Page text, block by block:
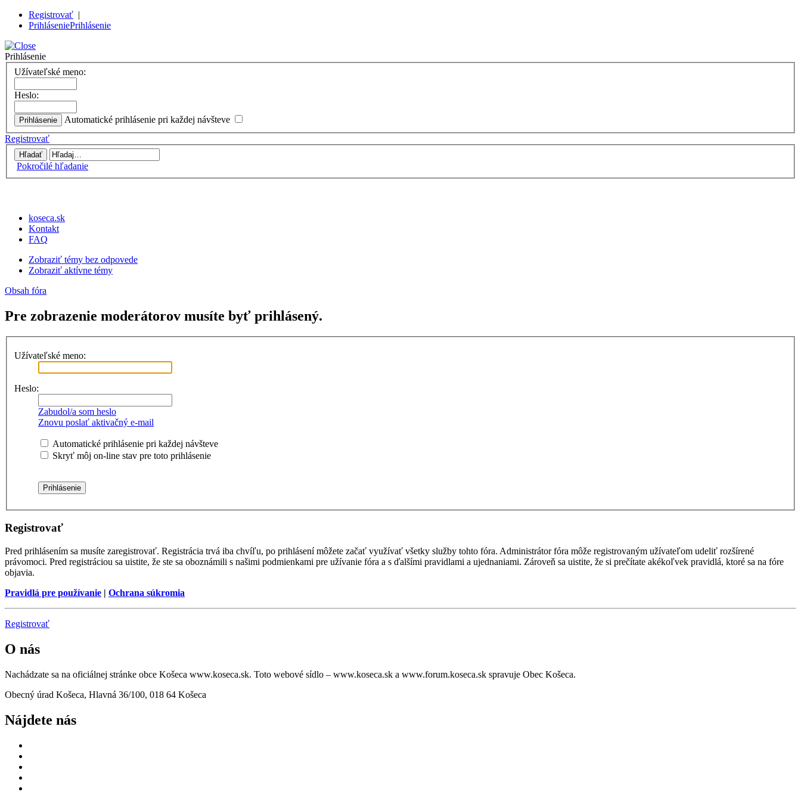
Registrovať |
PrihláseniePrihlásenie
Prihlásenie
Užívateľské meno:
Heslo:
Automatické prihlásenie pri každej návšteve
Registrovať
Pokročilé hľadanie
koseca.sk
Kontakt
FAQ
Zobraziť témy bez odpovede
Zobraziť aktívne témy
Obsah fóra
Pre zobrazenie moderátorov musíte byť prihlásený.
Užívateľské meno:
Heslo:
Zabudol/a som heslo
Znovu poslať aktivačný e-mail
Automatické prihlásenie pri každej návšteve
Skryť môj on-line stav pre toto prihlásenie
Registrovať
Pred prihlásením sa musíte zaregistrovať. Registrácia trvá iba chvíľu, po prihlásení môžete začať využívať všetky služby tohto fóra. Administrátor fóra môže registrovaným užívateľom udeliť rozšírené
právomoci. Pred registráciou sa uistite, že ste sa oboznámili s našimi podmienkami pre užívanie fóra a s ďalšími pravidlami a ujednaniami. Zároveň sa uistite, že si prečítate akékoľvek pravidlá, ktoré sa na fóre
objavia.
Pravidlá pre používanie | Ochrana súkromia
Registrovať
O nás
Nachádzate sa na oficiálnej stránke obce Košeca www.koseca.sk. Toto webové sídlo – www.koseca.sk a www.forum.koseca.sk spravuje Obec Košeca.
Obecný úrad Košeca, Hlavná 36/100, 018 64 Košeca
Nájdete nás